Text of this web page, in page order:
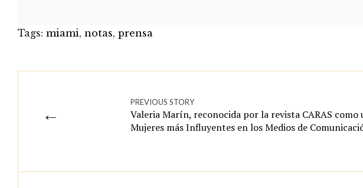
Tags: miami, notas, prensa
←
PREVIOUS STORY
Valeria Marín, reconocida por la revista CARAS como
Mujeres más Influyentes en los Medios de